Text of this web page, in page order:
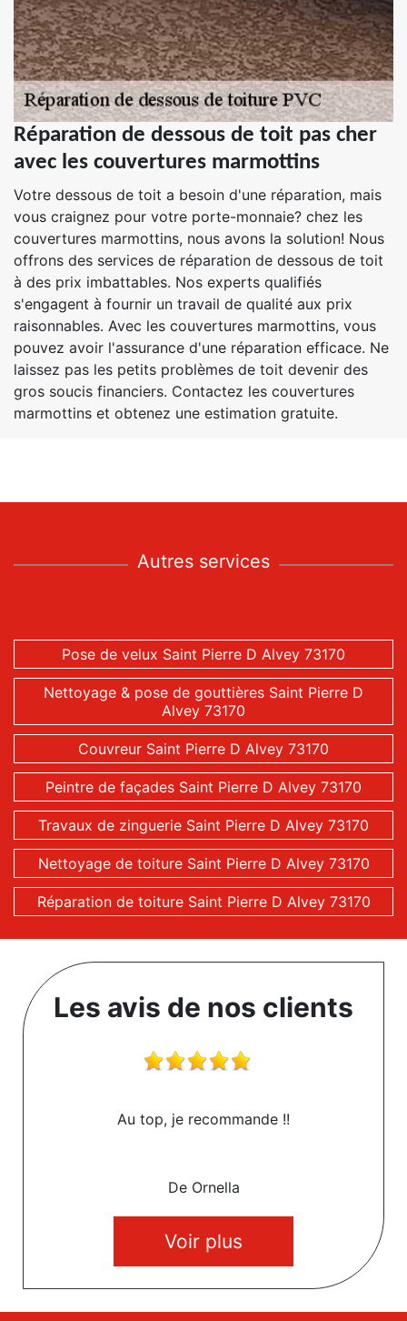
Réparation de dessous de toit pas cher
avec les couvertures marmottins
Votre dessous de toit a besoin d'une réparation, mais
vous craignez pour votre porte-monnaie? chez les
couvertures marmottins, nous avons la solution! Nous
offrons des services de réparation de dessous de toit
à des prix imbattables. Nos experts qualifiés
s'engagent à fournir un travail de qualité aux prix
raisonnables. Avec les couvertures marmottins, vous
pouvez avoir l'assurance d'une réparation efficace. Ne
laissez pas les petits problèmes de toit devenir des
gros soucis financiers. Contactez les couvertures
marmottins et obtenez une estimation gratuite.
Autres services
Pose de velux Saint Pierre D Alvey 73170
Nettoyage & pose de gouttières Saint Pierre D
Alvey 73170
Couvreur Saint Pierre D Alvey 73170
Peintre de façades Saint Pierre D Alvey 73170
Travaux de zinguerie Saint Pierre D Alvey 73170
Nettoyage de toiture Saint Pierre D Alvey 73170
Réparation de toiture Saint Pierre D Alvey 73170
Les avis de nos clients
Au top, je recommande !!
De Ornella
Voir plus